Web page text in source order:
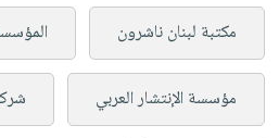
مكتبة لبنان ناشرون
مؤسسة الإنتشار العربي